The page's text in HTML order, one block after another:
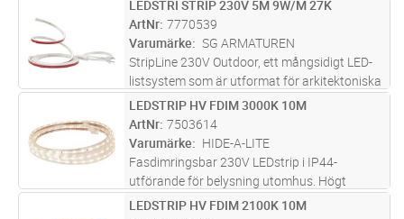
kapningsintervall på endast 10 cm. LEDstrip
230V skapar en jämn ljuslinje utan avbrott
och...läs mer
ST Lägg i kundvagn
LEDSTRI STRIP 230V 5M 9W/M 27K
ArtNr 7770539
Varumärke
SG ARMATUREN
StripLine 230V Outdoor, ett mångsidigt LED-
listsystem som är utformat för arkitektoniska
ljuseffekter på tak och fasader, funktionell
belysning i parkeringsgarage, under
trappräcken eller dekorativ t
ST Lägg i kundvagn
LEDSTRIP HV FDIM 3000K 10M
ArtNr 7503614
Varumärke
HIDE-A-LITE
Fasdimringsbar 230V LEDstrip i IP44-
utförande för belysning utomhus. Högt
ljusflöde och mycket god färgåtergivning,
ST Lägg i kundvagn
LEDSTRIP HV FDIM 2100K 10M